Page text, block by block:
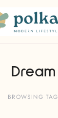
Dream
BROWSING TAG